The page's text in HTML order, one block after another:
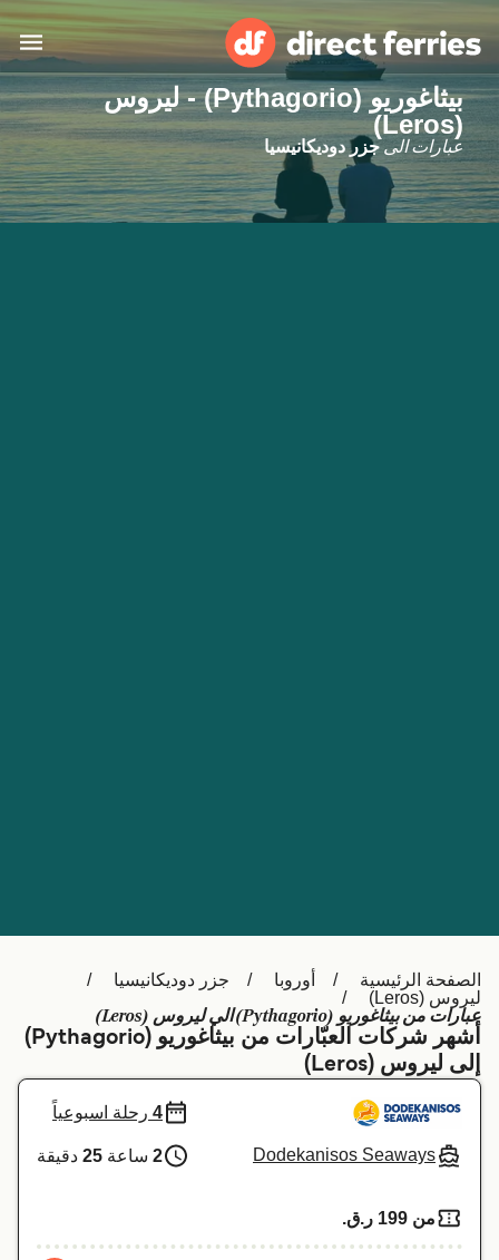
البلدان
تذاكر العبّارة
België (NL)
Ελλάδα
Belgique (FR)
Polska
Deutschland
Schweiz (DE)
Norge
Indonesia
Maroc (FR)
بيثاغوريو (Pythagorio) - ليروس
(Leros)
عبارات الىجزر دوديكانيسيا
الصفحة الرئيسية أوروبا
جزر دوديكانيسيا
ليروس (Leros)
عبارات من بيثاغوريو (Pythagorio) الي ليروس (Leros)
أشهر شركات العبّارات من بيثاغوريو (Pythagorio)
إلى ليروس (Leros)
Dodekanisos Seaways
4 رحلة اسبوعياً
2 ساعة 25 دقيقة
من 199 ر.ق.‏